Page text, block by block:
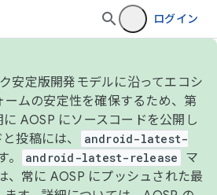
ログイン
安定版開発モデルに沿ってエコシ
ームの安定性を確保するため、第
AOSP にソースコードを公開し
投稿には、
android-latest-
android-latest-release
マ
、常に AOSP にプッシュされた最